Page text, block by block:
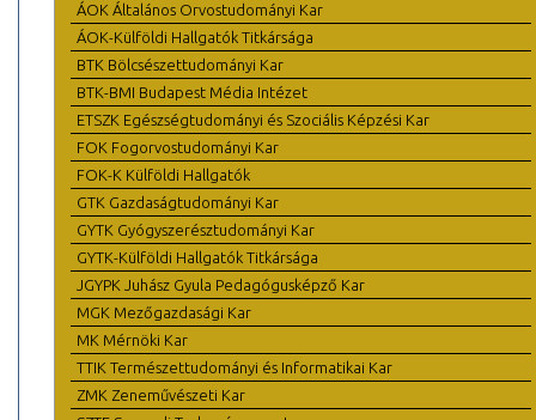
ÁOK Általános Orvostudományi Kar
ÁOK-Külföldi Hallgatók Titkársága
BTK Bölcsészettudományi Kar
BTK-BMI Budapest Média Intézet
ETSZK Egészségtudományi és Szociális Képzési Kar
FOK Fogorvostudományi Kar
FOK-K Külföldi Hallgatók
GTK Gazdaságtudományi Kar
GYTK Gyógyszerésztudományi Kar
GYTK-Külföldi Hallgatók Titkársága
JGYPK Juhász Gyula Pedagógusképző Kar
MGK Mezőgazdasági Kar
MK Mérnöki Kar
TTIK Természettudományi és Informatikai Kar
ZMK Zeneművészeti Kar